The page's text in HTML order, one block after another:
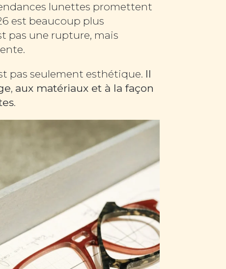
lunettes promettent
est beaucoup plus
pas une rupture, mais
pas seulement esthétique. Il
, aux matériaux et à la façon
.